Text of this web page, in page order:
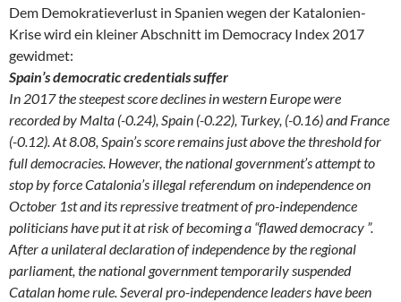
Dem Demokratieverlust in Spanien wegen der Katalonien-
Krise wird ein kleiner Abschnitt im Democracy Index 2017
gewidmet:
Spain’s democratic credentials suffer
In 2017 the steepest score declines in western Europe were
recorded by Malta (-0.24), Spain (-0.22), Turkey, (-0.16) and France
(-0.12). At 8.08, Spain’s score remains just above the threshold for
full democracies. However, the national government’s attempt to
stop by force Catalonia’s illegal referendum on independence on
October 1st and its repressive treatment of pro-independence
politicians have put it at risk of becoming a “flawed democracy ”.
After a unilateral declaration of independence by the regional
parliament, the national government temporarily suspended
Catalan home rule. Several pro-independence leaders have been